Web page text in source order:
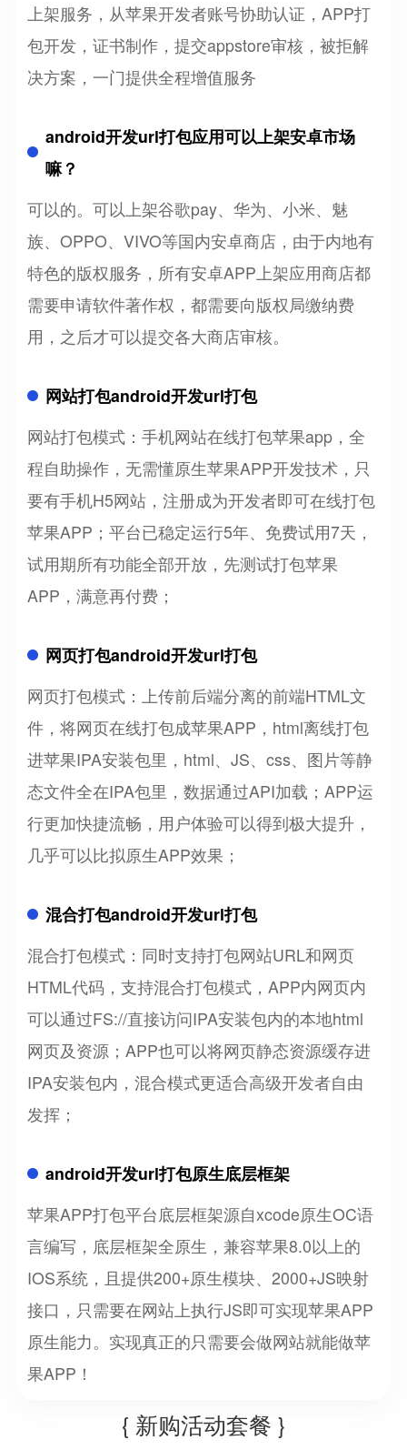
上架服务，从苹果开发者账号协助认证，APP打
包开发，证书制作，提交appstore审核，被拒解
决方案，一门提供全程增值服务
android开发url打包应用可以上架安卓市场
嘛？
可以的。可以上架谷歌pay、华为、小米、魅
族、OPPO、VIVO等国内安卓商店，由于内地有
特色的版权服务，所有安卓APP上架应用商店都
需要申请软件著作权，都需要向版权局缴纳费
用，之后才可以提交各大商店审核。
网站打包android开发url打包
网站打包模式：手机网站在线打包苹果app，全
程自助操作，无需懂原生苹果APP开发技术，只
要有手机H5网站，注册成为开发者即可在线打包
苹果APP；平台已稳定运行5年、免费试用7天，
试用期所有功能全部开放，先测试打包苹果
APP，满意再付费；
网页打包android开发url打包
网页打包模式：上传前后端分离的前端HTML文
件，将网页在线打包成苹果APP，html离线打包
进苹果IPA安装包里，html、JS、css、图片等静
态文件全在IPA包里，数据通过API加载；APP运
行更加快捷流畅，用户体验可以得到极大提升，
几乎可以比拟原生APP效果；
混合打包android开发url打包
混合打包模式：同时支持打包网站URL和网页
HTML代码，支持混合打包模式，APP内网页内
可以通过FS://直接访问IPA安装包内的本地html
网页及资源；APP也可以将网页静态资源缓存进
IPA安装包内，混合模式更适合高级开发者自由
发挥；
android开发url打包原生底层框架
苹果APP打包平台底层框架源自xcode原生OC语
言编写，底层框架全原生，兼容苹果8.0以上的
IOS系统，且提供200+原生模块、2000+JS映射
接口，只需要在网站上执行JS即可实现苹果APP
原生能力。实现真正的只需要会做网站就能做苹
果APP！
{ 新购活动套餐 }